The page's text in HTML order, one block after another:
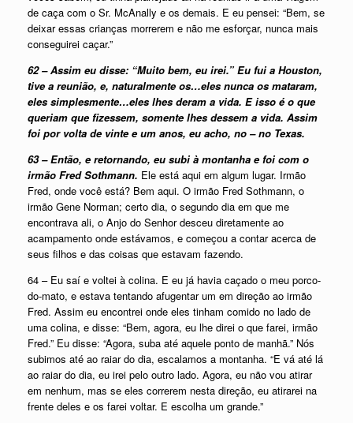
de caça com o Sr. McAnally e os demais. E eu pensei: “Bem, se
deixar essas crianças morrerem e não me esforçar, nunca mais
conseguirei caçar.”
62 – Assim eu disse: “Muito bem, eu irei.” Eu fui a Houston,
tive a reunião, e, naturalmente os…eles nunca os mataram,
eles simplesmente…eles lhes deram a vida. E isso é o que
queriam que fizessem, somente lhes dessem a vida. Assim
foi por volta de vinte e um anos, eu acho, no – no Texas.
63 – Então, e retornando, eu subi à montanha e foi com o
irmão Fred Sothmann. Ele está aqui em algum lugar. Irmão
Fred, onde você está? Bem aqui. O irmão Fred Sothmann, o
irmão Gene Norman; certo dia, o segundo dia em que me
encontrava ali, o Anjo do Senhor desceu diretamente ao
acampamento onde estávamos, e começou a contar acerca de
seus filhos e das coisas que estavam fazendo.
64 – Eu saí e voltei à colina. E eu já havia caçado o meu porco-
do-mato, e estava tentando afugentar um em direção ao irmão
Fred. Assim eu encontrei onde eles tinham comido no lado de
uma colina, e disse: “Bem, agora, eu lhe direi o que farei, irmão
Fred.” Eu disse: “Agora, suba até aquele ponto de manhã.” Nós
subimos até ao raiar do dia, escalamos a montanha. “E vá até lá
ao raiar do dia, eu irei pelo outro lado. Agora, eu não vou atirar
em nenhum, mas se eles correrem nesta direção, eu atirarei na
frente deles e os farei voltar. E escolha um grande.”